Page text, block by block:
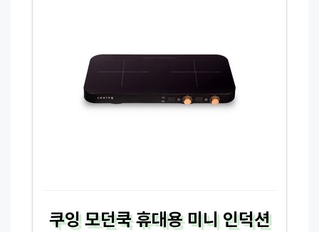
쿠잉 모던쿡 휴대용 미니 인덕션